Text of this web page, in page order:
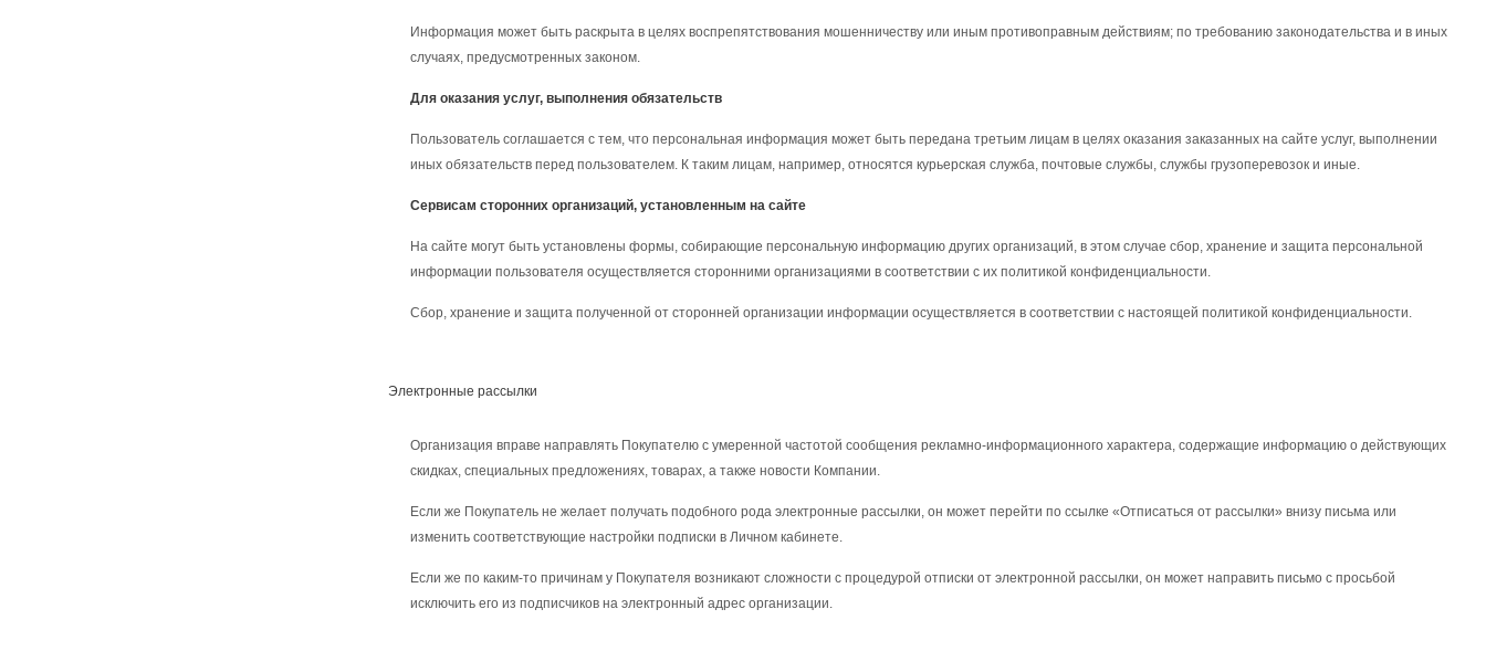
Информация может быть раскрыта в целях воспрепятствования мошенничеству или иным противоправным действиям; по требованию законодательства и в иных
случаях, предусмотренных законом.
Для оказания услуг, выполнения обязательств
Пользователь соглашается с тем, что персональная информация может быть передана третьим лицам в целях оказания заказанных на сайте услуг, выполнении
иных обязательств перед пользователем. К таким лицам, например, относятся курьерская служба, почтовые службы, службы грузоперевозок и иные.
Сервисам сторонних организаций, установленным на сайте
На сайте могут быть установлены формы, собирающие персональную информацию других организаций, в этом случае сбор, хранение и защита персональной
информации пользователя осуществляется сторонними организациями в соответствии с их политикой конфиденциальности.
Сбор, хранение и защита полученной от сторонней организации информации осуществляется в соответствии с настоящей политикой конфиденциальности.
Электронные рассылки
Организация вправе направлять Покупателю с умеренной частотой сообщения рекламно-информационного характера, содержащие информацию о действующих
скидках, специальных предложениях, товарах, а также новости Компании.
Если же Покупатель не желает получать подобного рода электронные рассылки, он может перейти по ссылке «Отписаться от рассылки» внизу письма или
изменить соответствующие настройки подписки в Личном кабинете.
Если же по каким-то причинам у Покупателя возникают сложности с процедурой отписки от электронной рассылки, он может направить письмо с просьбой
исключить его из подписчиков на электронный адрес организации.